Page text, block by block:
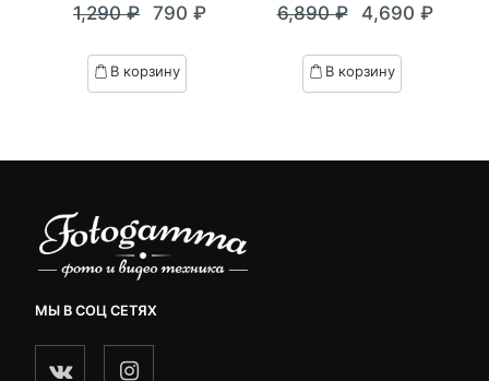
out
based
on
1,290₽
Первоначальная
цена
составляла
790 ₽
Текущая
цена:
790 ₽.
В корзину
out
based
on
6,890₽
цена
составляла
4,690 ₽
Текущая
цена:
4,690 ₽.
В корзину
МЫ В СОЦ СЕТЯХ